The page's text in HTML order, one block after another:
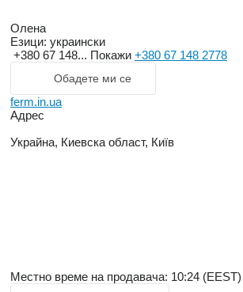
Олена
Езици: украински
+380 67 148... Покажи +380 67 148 2778
Обадете ми се
ferm.in.ua
Адрес
Украйна, Киевска област, Київ
Местно време на продавача: 10:24 (EEST)